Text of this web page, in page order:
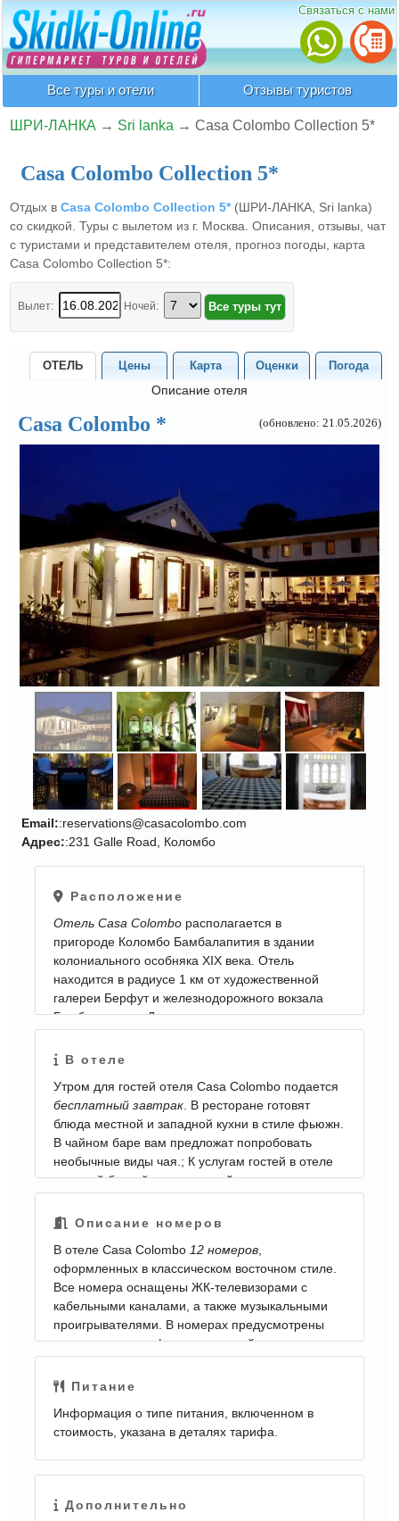
Связаться с нами
Все туры и отели Отзывы туристов
ШРИ-ЛАНКА → Sri lanka →Casa Colombo Collection 5*
Casa Colombo Collection 5*
Отдых вCasa Colombo Collection 5*(ШРИ-ЛАНКА, Sri lanka)
со скидкой. Туры с вылетом из г. Москва. Описания, отзывы, чат
с туристами и представителем отеля, прогноз погоды, карта
Casa Colombo Collection 5*:
Вылет: Ночей:
ОТЕЛЬ Цены Карта Оценки Погода
Описание отеля
Casa Colombo * (обновлено: 21.05.2026)
ЕЩЕ
Email::reservations@casacolombo.com
Адрес::231 Galle Road, Коломбо
Расположение
Отель Casa Colomboрасполагается в
пригороде Коломбо Бамбалапития в здании
колониального особняка XIX века. Отель
находится в радиусе 1 км от художественной
галереи Берфут и железнодорожного вокзала
Бамбалапития. Дорога до международного
45 минут.
В отеле
Утром для гостей отеля Casa Colombo подается
бесплатный завтрак. В ресторане готовят
блюда местной и западной кухни в стиле фьюжн.
В чайном баре вам предложат попробовать
необычные виды чая.; К услугам гостей в отеле
розовый бассейн, окруженный шезлонгами, и
процедур. Кроме того, расслабиться можно в
слуги секретаря и курьерские доставки. При
необходимости гости могут отправить факс и
сделать копии документов. Отель осуществляет
обмен валюты. На всей территории
предусмотренбесплатный Wi-Fi.
Описание номеров
В отеле Casa Colombo 12 номеров,
оформленных в классическом восточном стиле.
Все номера оснащены ЖК-телевизорами с
кабельными каналами, а также музыкальными
проигрывателями. В номерах предусмотрены
холодильники, кофеварки или чайники.
Питание
Информация о типе питания, включенном в
стоимость, указана в деталях тарифа.
Дополнительно